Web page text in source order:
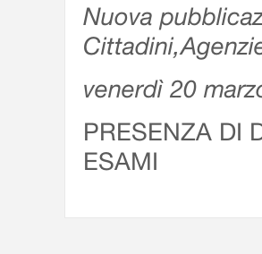
Nuova
venerdì 20
PRESENZA DI
ESAMI